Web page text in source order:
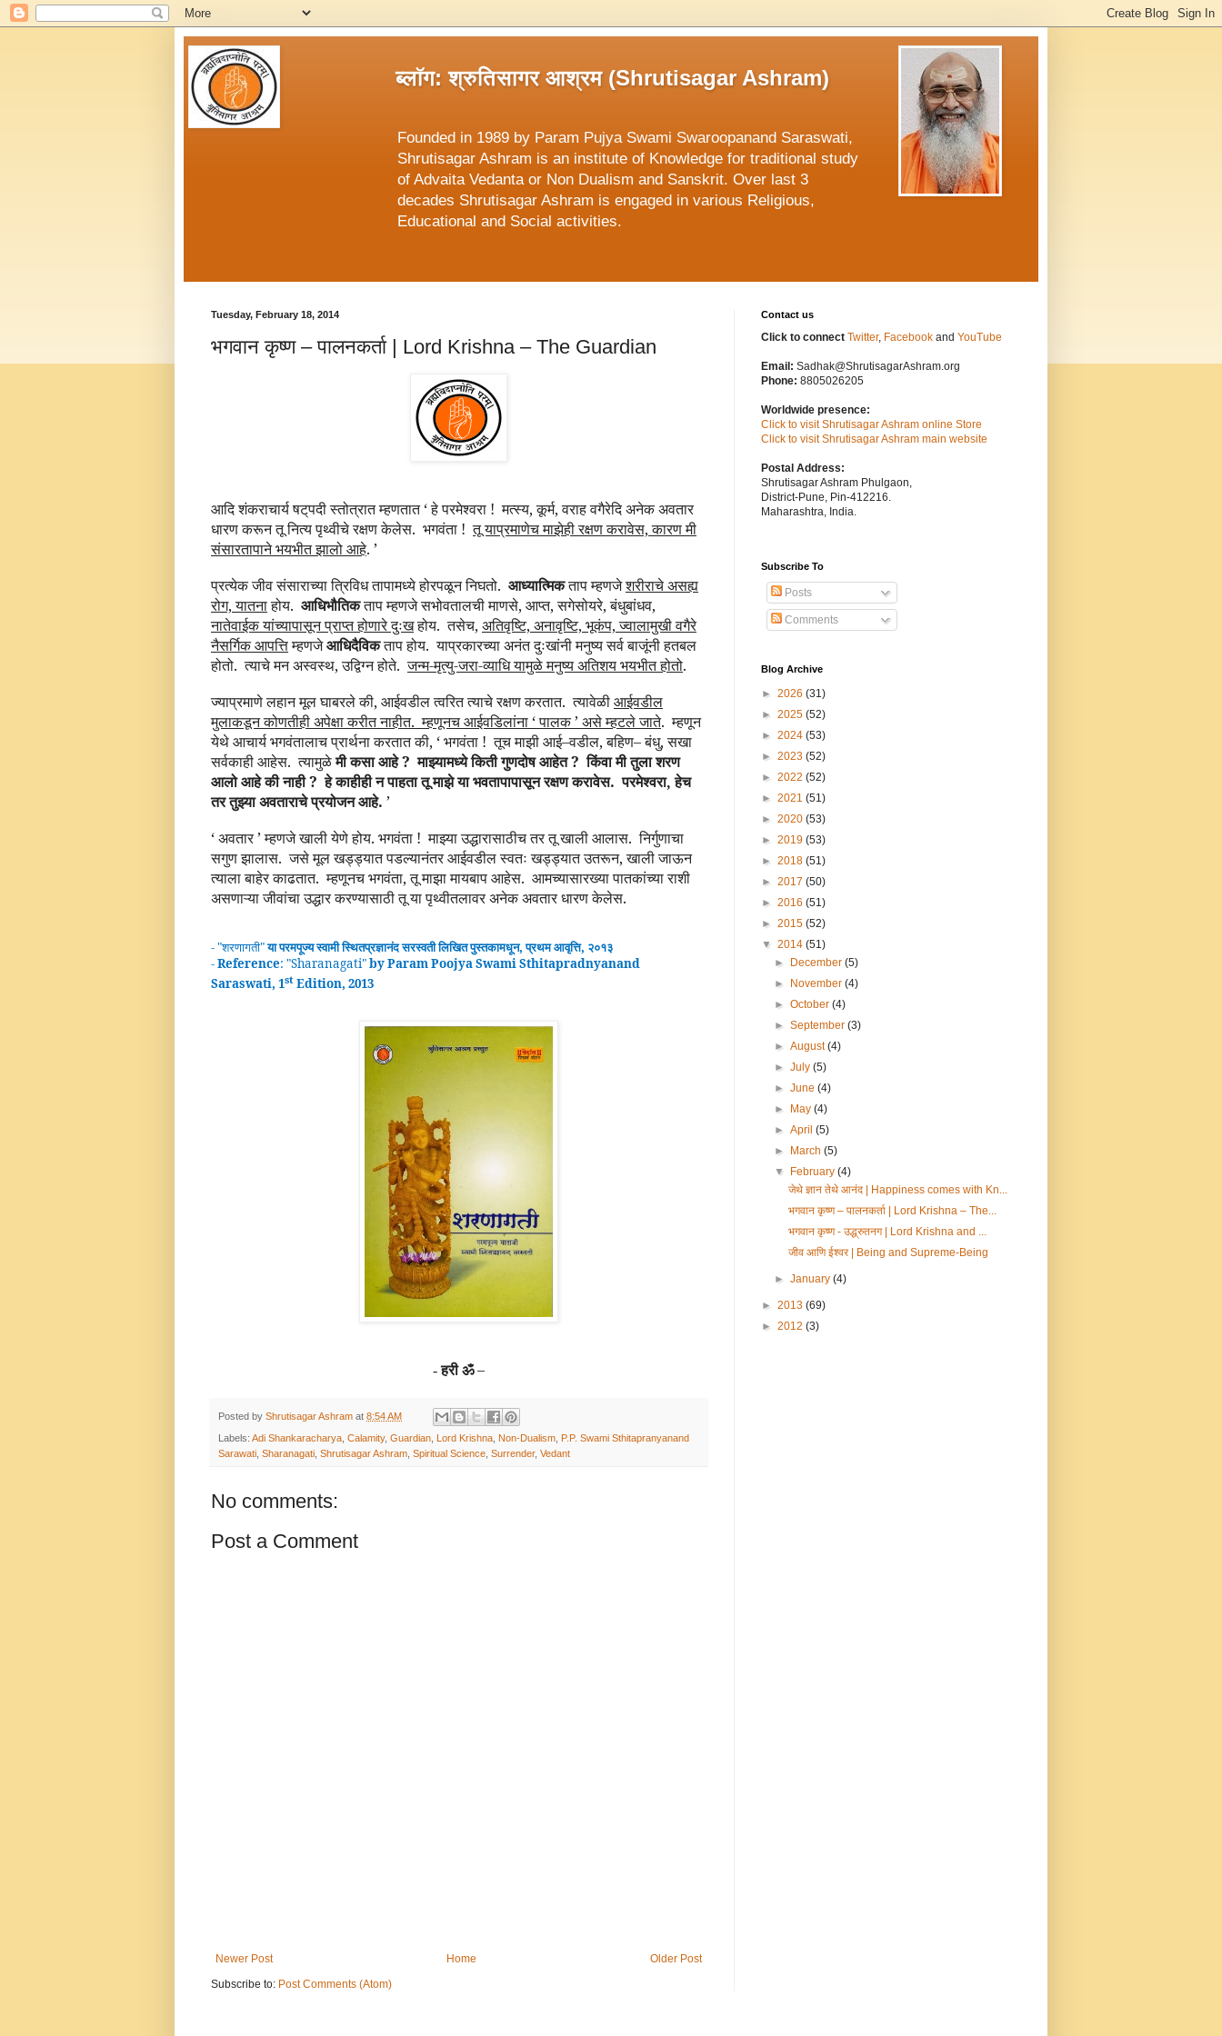
ब्लॉग: श्रुतिसागर आश्रम (Shrutisagar Ashram)
Founded in 1989 by Param Pujya Swami Swaroopanand Saraswati,
Shrutisagar Ashram is an institute of Knowledge for traditional study
of Advaita Vedanta or Non Dualism and Sanskrit. Over last 3
decades Shrutisagar Ashram is engaged in various Religious,
Educational and Social activities.
Tuesday, February 18, 2014
भगवान कृष्ण – पालनकर्ता | Lord Krishna – The Guardian
आदि शंकराचार्य षट्पदी स्तोत्रातम्हणतात ‘ हे परमेश्वरा ! मत्स्य, कूर्म, वराह वगैरेदि अनेक अवतार
धारण करून तू नित्य पृथ्वीचे रक्षण केलेस. भगवंता ! तू याप्रमाणेच माझेही रक्षण करावेस, कारण मी
संसारतापाने भयभीत झालो आहे. ’
प्रत्येक जीव संसाराच्या त्रिविध तापामध्ये होरपळून निघतो. आध्यात्मिकताप म्हणजेशरीराचे असह्य
रोग, यातनाहोय. आधिभौतिकताप म्हणजे सभोवतालची माणसे, आप्त, सगेसोयरे, बंधुबांधव,
नातेवाईक यांच्यापासून प्राप्त होणारे दुःखहोय. तसेच, अतिवृष्टि, अनावृष्टि, भूकंप, ज्वालामुखी वगैरे
नैसर्गिक आपत्तिम्हणजेआधिदैविकताप होय. याप्रकारच्या अनंत दुःखांनी मनुष्य सर्व बाजूंनी हतबल
होतो. त्याचे मन अस्वस्थ, उद्विग्न होते. जन्म-मृत्यु-जरा-व्याधि यामुळे मनुष्य अतिशय भयभीत होतो.
ज्याप्रमाणे लहान मूल घाबरले की, आईवडील त्वरित त्याचे रक्षण करतात. त्यावेळीआईवडील
मुलाकडून कोणतीही अपेक्षा करीत नाहीत. म्हणूनच आईवडिलांना ‘ पालक ’ असे म्हटले जाते. म्हणून
येथे आचार्य भगवंतालाच प्रार्थना करतात की, ‘ भगवंता ! तूच माझी आई–वडील, बहिण– बंधु, सखा
सर्वकाही आहेस. त्यामुळेमी कसा आहे ? माझ्यामध्ये किती गुणदोष आहेत ? किंवा मी तुला शरण
आलो आहे की नाही ? हे काहीही न पाहता तू माझे या भवतापापासून रक्षण करावेस. परमेश्वरा, हेच
तर तुझ्या अवताराचे प्रयोजन आहे. ’
‘ अवतार ’ म्हणजे खाली येणे होय. भगवंता ! माझ्या उद्धारासाठीच तर तू खाली आलास. निर्गुणाचा
सगुण झालास. जसे मूल खड्ड्यात पडल्यानंतर आईवडील स्वतः खड्ड्यात उतरून, खाली जाऊन
त्याला बाहेर काढतात. म्हणूनच भगवंता, तू माझा मायबाप आहेस. आमच्यासारख्या पातकांच्या राशी
असणाऱ्या जीवांचा उद्धार करण्यासाठी तू या पृथ्वीतलावर अनेक अवतार धारण केलेस.
- "शरणागती"या परमपूज्य स्वामीस्थितप्रज्ञानंदसरस्वती लिखित पुस्तकामधून,प्रथमआवृत्ति, २०१३
-Reference: "Sharanagati"by Param Poojya Swami Sthitapradnyanand
Saraswati, 1st Edition, 2013
-हरी ॐ–
Posted by Shrutisagar Ashram at 8:54 AM
Labels: Adi Shankaracharya Calamity, Guardian Lord Krishna Non-Dualism P.P. Swami Sthitapranyanand
Sarawati Sharanagati Shrutisagar Ashram Spiritual Science Surrender, Vedant
No comments:
Post a Comment
Newer Post Older Post
Home
Subscribe to: Post Comments (Atom)
Contact us
Click to connect Twitter, Facebook and YouTube
Email: Sadhak@ShrutisagarAshram.org
Phone: 8805026205
Worldwide presence:
Click to visit Shrutisagar Ashram online Store
Click to visit Shrutisagar Ashram main website
Postal Address:
Shrutisagar Ashram Phulgaon,
District-Pune, Pin-412216.
Maharashtra, India.
Subscribe To
Posts
Comments
Blog Archive
► 2026 (31)
► 2025 (52)
► 2024 (53)
► 2023 (52)
► 2022 (52)
► 2021 (51)
► 2020 (53)
► 2019 (53)
► 2018 (51)
► 2017 (50)
► 2016 (51)
► 2015 (52)
▼ 2014 (51)
►
December(5)
►
November(4)
►October(4)
►September(3)
►August(4)
►July(5)
►June(4)
►
May(4)
►April(5)
►
March(5)
▼
February(4)
जेथे ज्ञान तेथे आनंद | Happiness comes with Kn...
भगवान कृष्ण – पालनकर्ता | Lord Krishna – The...
भगवान कृष्ण - उद्ध्रुतनग | Lord Krishna and ...
जीव आणि ईश्वर | Being and Supreme-Being
►January(4)
► 2013 (69)
► 2012 (3)